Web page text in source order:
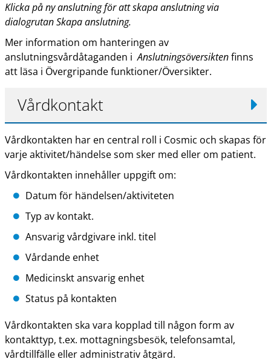
Klicka på ny anslutning för att skapa anslutning via
dialogrutan Skapa anslutning.
Mer information om hanteringen av
anslutningsvårdåtaganden i Anslutningsöversiktenfinns
att läsa i Övergripande funktioner/Översikter.
Vårdkontakt
Vårdkontakten har en central roll i Cosmic och skapas för
varje aktivitet/händelse som sker med eller om patient.
Vårdkontakten innehåller uppgift om:
Datum för händelsen/aktiviteten
Typ av kontakt.
Ansvarig vårdgivare inkl. titel
Vårdande enhet
Medicinskt ansvarig enhet
Status på kontakten
Vårdkontakten ska vara kopplad till någon form av
kontakttyp, t.ex. mottagningsbesök, telefonsamtal,
vårdtillfälle eller administrativ åtgärd.